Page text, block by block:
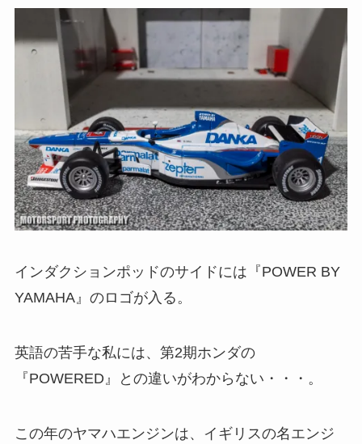
インダクションポッドのサイドには『POWER BY
YAMAHA』のロゴが入る。
英語の苦手な私には、第2期ホンダの
『POWERED』との違いがわからない・・・。
この年のヤマハエンジンは、イギリスの名エンジ